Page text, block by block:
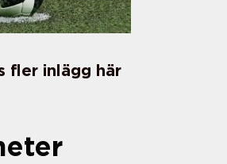
fler inlägg här